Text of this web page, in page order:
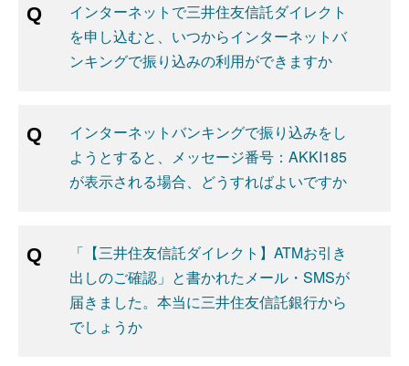
インターネットで三井住友信託ダイレクト
を申し込むと、いつからインターネットバ
ンキングで振り込みの利用ができますか
インターネットバンキングで振り込みをし
ようとすると、メッセージ番号：AKKI185
が表示される場合、どうすればよいですか
「【三井住友信託ダイレクト】ATMお引き
出しのご確認」と書かれたメール・SMSが
届きました。本当に三井住友信託銀行から
でしょうか